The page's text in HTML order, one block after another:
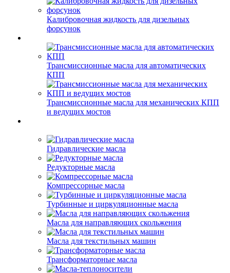
Калибровочная жидкость для дизельных
форсунок
Трансмиссионные масла для автоматических
КПП
Трансмиссионные масла для механических КПП
и ведущих мостов
Гидравлические масла
Редукторные масла
Компрессорные масла
Турбинные и циркуляционные масла
Масла для направляющих скольжения
Масла для текстильных машин
Трансформаторные масла